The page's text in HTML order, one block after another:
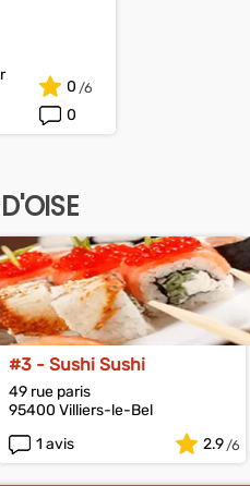
0
0
#3 - Sushi Sushi
49 rue paris
95400 Villiers-le-Bel
1 avis
2.9